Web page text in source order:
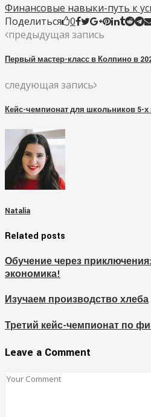
Финансовые навыки-путь к
Поделиться
0
предыдущая запись
Первый мастер-класс в Колпино в
следующая запись
Кейс-чемпионат для школьников 5-х
Natalia
Related posts
Обучение через
экономика!
Изучаем производство хлеба
Третий кейс-чемпионат по
Leave a Comment